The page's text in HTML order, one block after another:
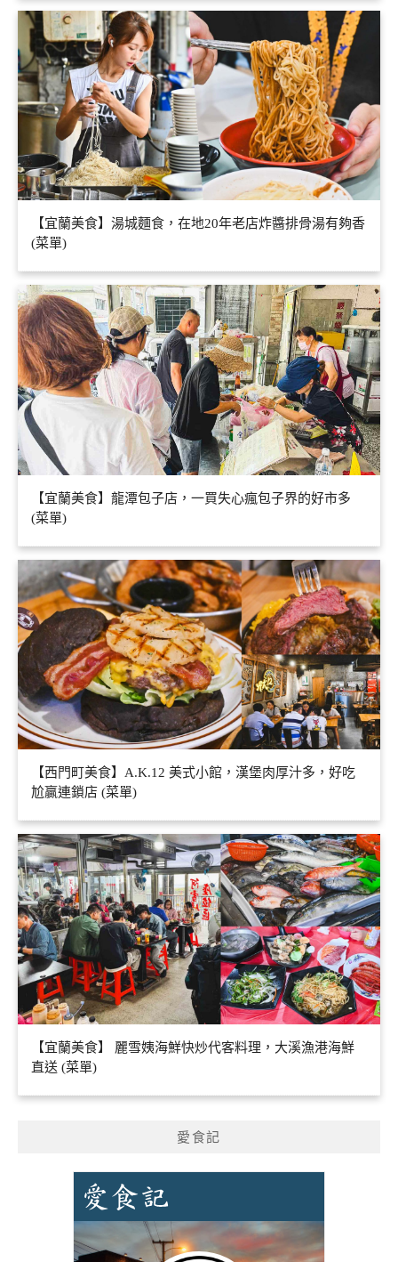
【宜蘭美食】湯城麵食，在地20年老店炸醬排骨湯有夠香
(菜單)
【宜蘭美食】龍潭包子店，一買失心瘋包子界的好市多
(菜單)
【西門町美食】A.K.12 美式小館，漢堡肉厚汁多，好吃
尬贏連鎖店 (菜單)
【宜蘭美食】 麗雪姨海鮮快炒代客料理，大溪漁港海鮮
直送 (菜單)
愛食記